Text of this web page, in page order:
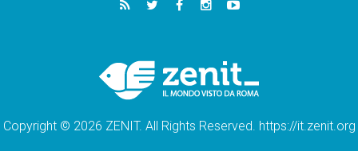
Copyright © 2026 ZENIT. All Rights Reserved. https://it.zenit.org